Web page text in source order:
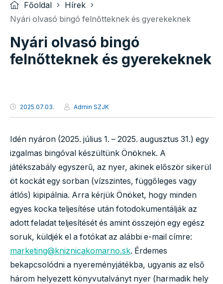
Főoldal
Hírek
Nyári olvasó bingó felnőtteknek és gyerekeknek
Nyári olvasó bingó
felnőtteknek és gyerekeknek
2025.07.03. Admin SZJK
Idén nyáron (2025. július 1. – 2025. augusztus 31.) egy
izgalmas bingóval készültünk Önöknek. A
játékszabály egyszerű, az nyer, akinek először sikerül
öt kockát egy sorban (vízszintes, függőleges vagy
átlós) kipipálnia. Arra kérjük Önöket, hogy minden
egyes kocka teljesítése után fotodokumentálják az
adott feladat teljesítését és amint összejön egy egész
soruk, küldjék el a fotókat az alábbi e-mail címre:
marketing@kniznicakomarno.sk. Érdemes
bekapcsolódni a nyereményjátékba, ugyanis az első
három helyezett könyvutalványt nyer (harmadik hely